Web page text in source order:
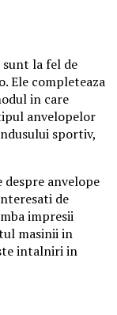
la fel de
Ele completeaza
in care
anvelopelor
sportiv,
anvelope
de
impresii
masinii in
intalniri in